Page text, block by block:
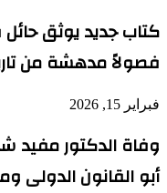
كتاب جديد يوثق
فصولاً مدهشة من
فبراير 15, 2026
وفاة الدكتور مفيد
أبو القانون الدولى